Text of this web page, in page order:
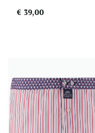
€ 39,00